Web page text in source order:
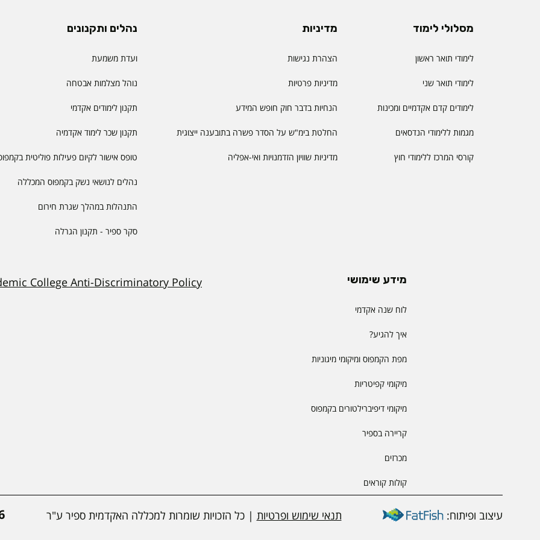
מסלולי לימוד
לימודי תואר ראשון
לימודי תואר שני
לימודים קדם אקדמיים ומכינות
מגמות ללימודי הנדסאים
קורסי המרכז ללימודי חוץ
מדיניות
הצהרת נגישות
מדיניות פרטיות
הנחיות בדבר חוק חופש המידע
החלטת בימ"ש על הסדר פשרה בתובענה ייצוגית
מדיניות שוויון הזדמנויות ואי-אפליה
נהלים ותקנונים
ועדת משמעת
נוהל מצלמות אבטחה
תקנון לימודים אקדמי
תקנון שכר לימוד אקדמיה
טופס אישור לקיום פעילות פוליטית
נהלים לנושאי נשק בקמפוס המכללה
התנהלות במהלך שגרת חירום
סקר ספיר - תקנון הגרלה
מידע שימושי
לוח שנה אקדמי
איך להגיע?
מפת הקמפוס ומיקומי מיגוניות
מיקומי קפיטריות
מיקומי דיפיברילטורים בקמפוס
קריירה בספיר
מכרזים
קולות קוראים
College Anti-Discriminatory Policy
עיצוב ופיתוח: תנאי שימוש ופרטיות | כל הזכויות שומרות למכללה האקדמית ספיר ע"ר